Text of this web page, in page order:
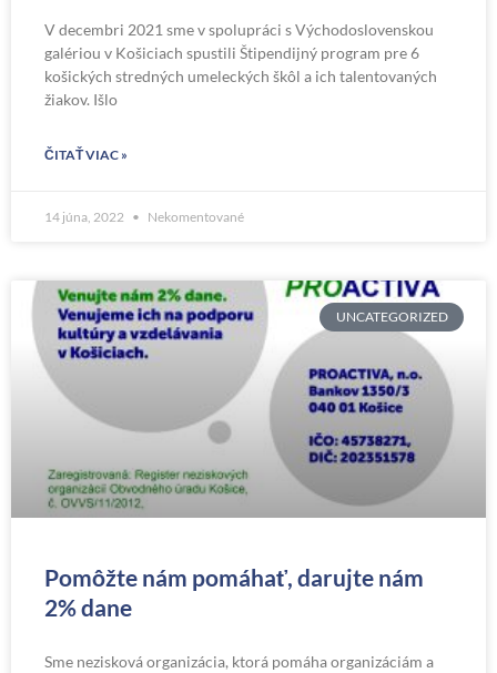
V decembri 2021 sme v spolupráci s Východoslovenskou
galériou v Košiciach spustili Štipendijný program pre 6
košických stredných umeleckých škôl a ich talentovaných
žiakov. Išlo
ČITAŤ VIAC »
14 júna, 2022 Nekomentované
UNCATEGORIZED
Pomôžte nám pomáhať, darujte nám
2% dane
Sme nezisková organizácia, ktorá pomáha organizáciám a